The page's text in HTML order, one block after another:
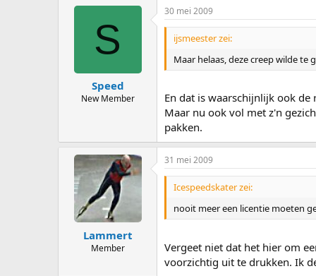
S
Speed
New Member
30 mei 2009
ijsmeester zei:
Maar helaas, deze creep wilde te
En dat is waarschijnlijk ook de
Maar nu ook vol met z'n
pakken.
Lammert
Member
31 mei 2009
Icespeedskater zei:
nooit meer een licentie moeten
Vergeet niet dat het hier om
voorzichtig uit te drukken. Ik